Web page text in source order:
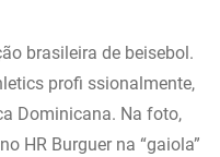
brasileira de beisebol.
profi ssionalmente,
Dominicana. Na foto,
HR Burguer na “gaiola”